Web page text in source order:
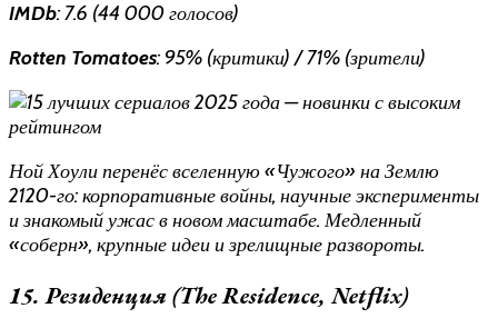
IMDb: 7.6 (44 000 голосов)
Rotten Tomatoes: 95% (критики) / 71% (зрители)
Ной Хоули перенёс вселенную «Чужого» на Землю
2120-го: корпоративные войны, научные эксперименты
и знакомый ужас в новом масштабе. Медленный
«соберн», крупные идеи и зрелищные развороты.
15. Резиденция (The Residence, Netflix)